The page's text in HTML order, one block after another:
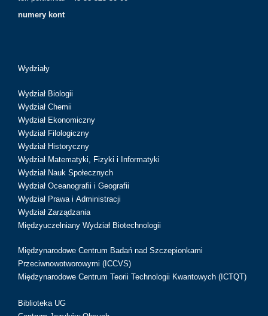
numery kont
Wydziały
Wydział Biologii
Wydział Chemii
Wydział Ekonomiczny
Wydział Filologiczny
Wydział Historyczny
Wydział Matematyki, Fizyki i Informatyki
Wydział Nauk Społecznych
Wydział Oceanografii i Geografii
Wydział Prawa i Administracji
Wydział Zarządzania
Międzyuczelniany Wydział Biotechnologii
Międzynarodowe Centrum Badań nad Szczepionkami
Przeciwnowotworowymi (ICCVS)
Międzynarodowe Centrum Teorii Technologii Kwantowych (ICTQT)
Biblioteka UG